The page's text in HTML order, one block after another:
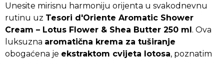
Unesite mirisnu harmoniju orijenta u svakodnevnu
rutinu uz Tesori d'Oriente Aromatic Shower
Cream – Lotus Flower & Shea Butter 250 ml. Ova
luksuzna aromatična krema za tuširanje
obogaćena je ekstraktom cvijeta lotosa, poznatim